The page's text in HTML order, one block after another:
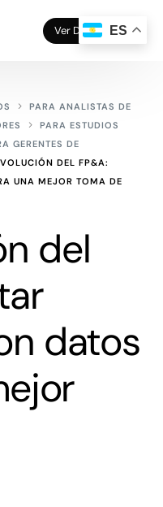
Ver Demo
PARA ANALISTAS DE
PARA ESTUDIOS
GERENTES DE
DEL FP&A:
UNA MEJOR TOMA DE
del
datos
ES